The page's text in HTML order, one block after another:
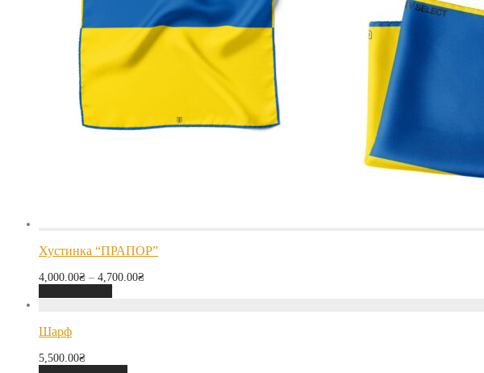
Хустинка “ПРАПОР”
4,000.00₴ – 4,700.00₴
Шарф
5,500.00₴